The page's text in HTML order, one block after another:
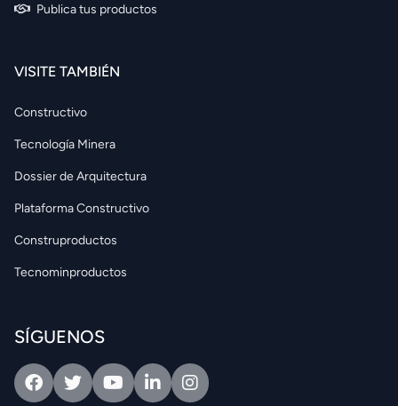
Publica tus productos
VISITE TAMBIÉN
Constructivo
Tecnología Minera
Dossier de Arquitectura
Plataforma Constructivo
Construproductos
Tecnominproductos
SÍGUENOS
FacebookTwitterYoutubeLinkedinIntagram